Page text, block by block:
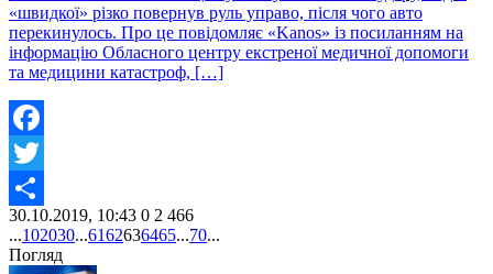
«швидкої» різко повернув руль управо, після чого авто
перекинулось. Про це повідомляє «Kanos» із посиланням на
інформацію Обласного центру екстреної медичної допомоги
та медицини катастроф, […]
Facebook
Twitter
Share
30.10.2019, 10:43 0 2 466
...102030...6162636465...70...
Погляд